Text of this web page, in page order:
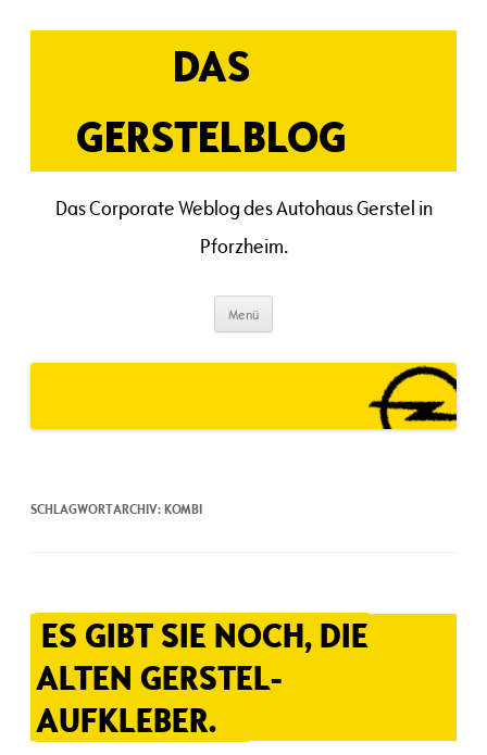
Inhalt
DAS
GERSTELBLOG
Das Corporate Weblog des Autohaus Gerstel in
Pforzheim.
Menü
SCHLAGWORTARCHIV:KOMBI
ES GIBT SIE NOCH, DIE
ALTEN GERSTEL-
AUFKLEBER.